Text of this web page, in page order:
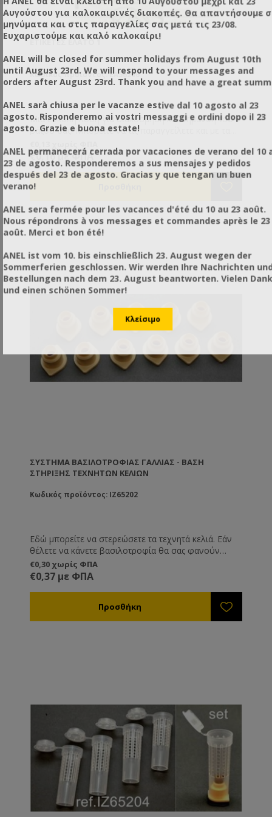
ΕΤΙΚΈΤΕΣ ΈΛΑΤΟ 1
Κωδικός προϊόντος: EA56206
Μια εύκολη λύση για διακόσμηση και σήμανση του
βάζου σας. Μπορείτε να τις παραγγείλετε και με τα
παραγωγής, λήξης και καθαρό βάρος.
€0,16 με ΦΠΑ
ΣΎΣΤΗΜΑ ΒΑΣΙΛΟΤΡΟΦΊΑΣ ΓΑΛΛΊΑΣ - ΒΆΣΗ
ΣΤΉΡΙΞΗΣ ΤΕΧΝΗΤΏΝ ΚΕΛΙΏΝ
Κωδικός προϊόντος: IZ65202
Εδώ μπορείτε να στερεώσετε τα τεχνητά κελιά. Εάν
θέλετε να κάνετε βασιλοτροφία θα σας φανούν
χρήσιμα γιατί κουμπώνουν πάνω στους Προστάτες
Βασιλικών Κελιών ref.IZ65204.
€0,30 χωρίς ΦΠΑ
€0,37 με ΦΠΑ
Αυγούστου για καλοκαιρινές διακοπές. Θα απαντήσουμε
μηνύματα και στις παραγγελίες σας μετά τις 23/08.
Ευχαριστούμε και καλό καλοκαίρι!
ANEL will be closed for summer holidays from August 10th
until August 23rd. We will respond to your messages and
orders after August 23rd. Thank you and have a great
ANEL sarà chiusa per le vacanze estive dal 10 agosto al 23
agosto. Risponderemo ai vostri messaggi e ordini dopo il 23
agosto. Grazie e buona estate!
ANEL permanecerá cerrada por vacaciones de verano del 10
23 de agosto. Responderemos a sus mensajes y pedidos
después del 23 de agosto. Gracias y que tengan un buen
verano!
ANEL sera fermée pour les vacances d'été du 10 au 23 août.
Nous répondrons à vos messages et commandes après le 23
août. Merci et bon été!
ANEL ist vom 10. bis einschließlich 23. August wegen der
Sommerferien geschlossen. Wir werden Ihre Nachrichten
Bestellungen nach dem 23. August beantworten. Vielen Dank
und einen schönen Sommer!